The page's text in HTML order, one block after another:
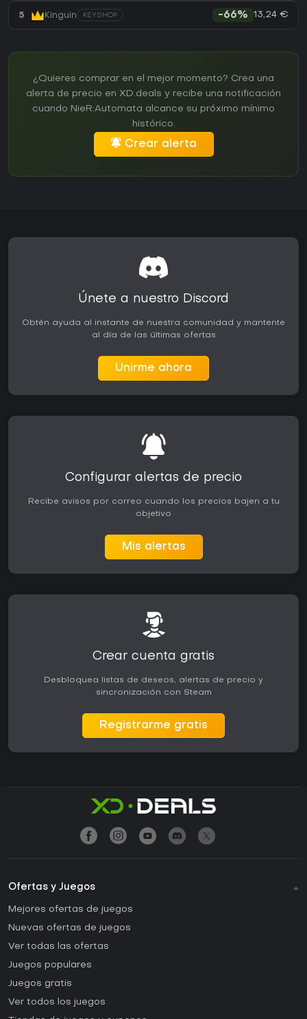
5 Kinguin KEYSHOP -66% 13,24 €
¿Quieres comprar en el mejor momento? Crea una
alerta de precio en XD.deals y recibe una notificación
cuando NieR:Automata alcance su próximo mínimo
histórico.
Crear alerta
Únete a nuestro Discord
Obtén ayuda al instante de nuestra comunidad y mantente
al día de las últimas ofertas
Unirme ahora
Configurar alertas de precio
Recibe avisos por correo cuando los precios bajen a tu
objetivo
Mis alertas
Crear cuenta gratis
Desbloquea listas de deseos, alertas de precio y
sincronización con Steam
Registrarme gratis
Ofertas y Juegos
Mejores ofertas de juegos
Nuevas ofertas de juegos
Ver todas las ofertas
Juegos populares
Juegos gratis
Ver todos los juegos